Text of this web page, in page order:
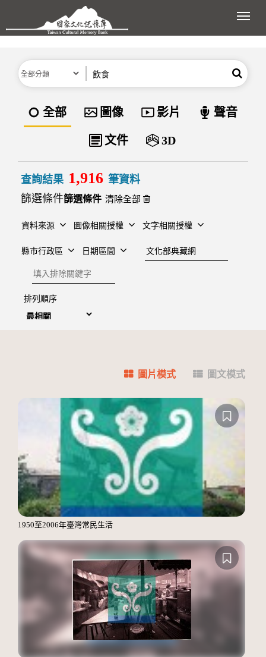
跳到主要內容區塊
展
分類 搜尋
資料類型
全部 圖像 影片 聲音
文件 3D
查詢結果 1,916 筆資料
篩選條件
清除全部
資料來源 圖像相關授權 文字相關授權
縣市行政區 日期區間
建檔單位
排除關鍵字
排列順序
圖片模式 圖文模式
1950至2006年臺灣常民生活